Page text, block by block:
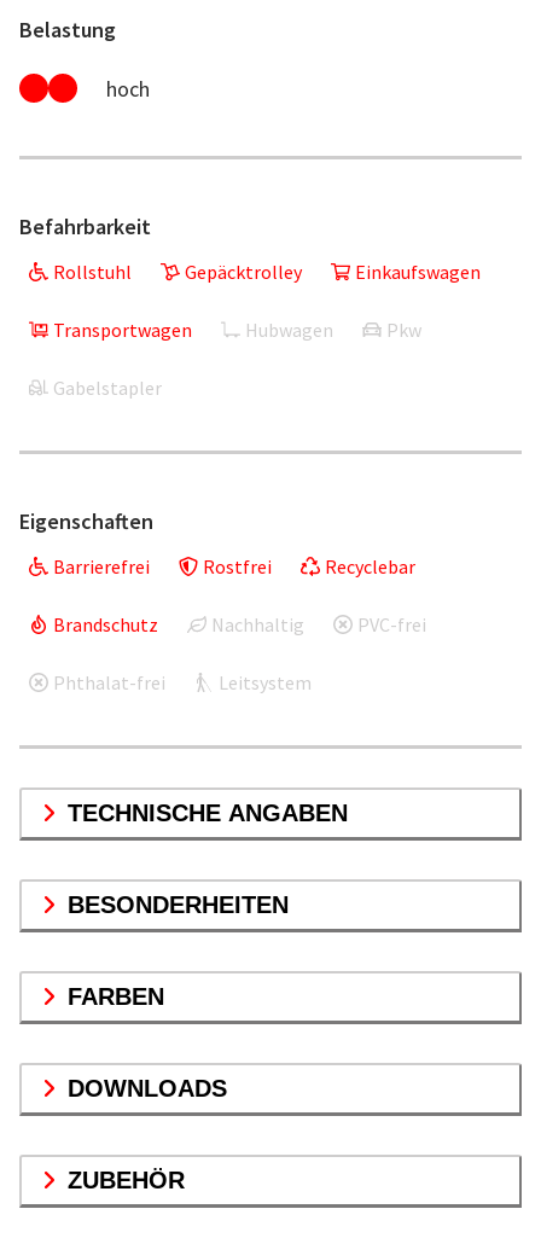
Belastung
hoch
Befahrbarkeit
Rollstuhl Gepäcktrolley Einkaufswagen
Transportwagen Hubwagen Pkw
Gabelstapler
Eigenschaften
Barrierefrei Rostfrei Recyclebar
Brandschutz Nachhaltig PVC-frei
Phthalat-frei Leitsystem
TECHNISCHE ANGABEN
BESONDERHEITEN
FARBEN
DOWNLOADS
ZUBEHÖR